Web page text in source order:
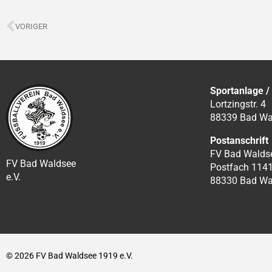
Zurück
VORIGER
FV Bad Waldsee
e.V.
Sportanlage
Lortzingstr. 4
88339 Bad
Postanschrift
FV Bad
Postfach
88330 Bad
© 2026 FV Bad Waldsee 1919 e.V.